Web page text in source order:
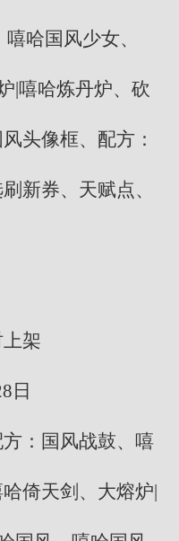
哈国风少女、
|嘻哈炼丹炉、砍
头像框、配方：
新券、天赋点、
架
日
：国风战鼓、嘻
倚天剑、大熔炉|